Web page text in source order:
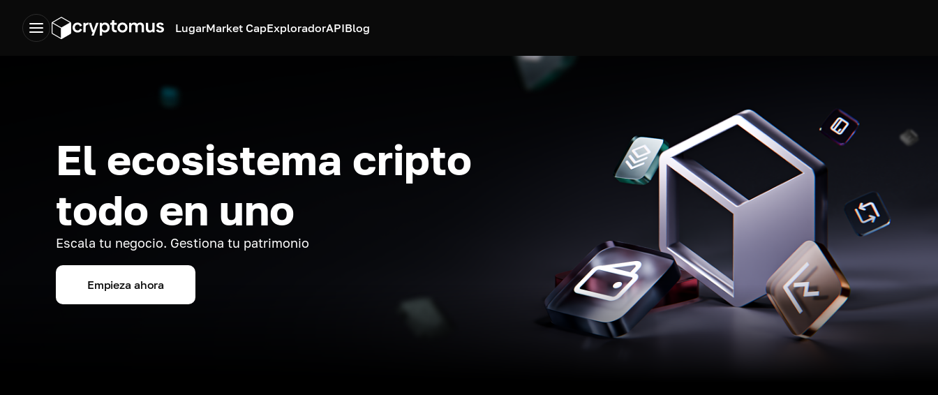
LugarMarket CapExploradorAPIBlog
El ecosistema cripto
todo en uno
Escala tu negocio. Gestiona tu patrimonio
Empieza ahora